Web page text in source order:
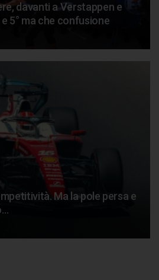
davanti a Verstappen e
5° ma che confusione
Ma la pole persa e